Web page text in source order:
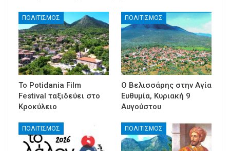
ΠΟΛΙΤΙΣΜΟΣ
Το Potidania Film
Festival ταξιδεύει στο
Κροκύλειο
ΠΟΛΙΤΙΣΜΟΣ
Ο Βελισσάρης στην Αγία
Ευθυμία, Κυριακή 9
Αυγούστου
ΠΟΛΙΤΙΣΜΟΣ ΠΟΛΙΤΙΣΜΟΣ